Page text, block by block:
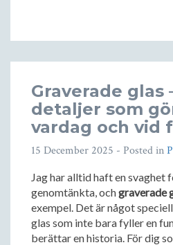
Graverade glas
detaljer som
vardag och vid
15 December 2025 - Posted in
Jag har alltid haft en svaghet
genomtänkta, ochgraverade
exempel. Det är något
glas som inte bara fyller en
berättar en historia. För dig